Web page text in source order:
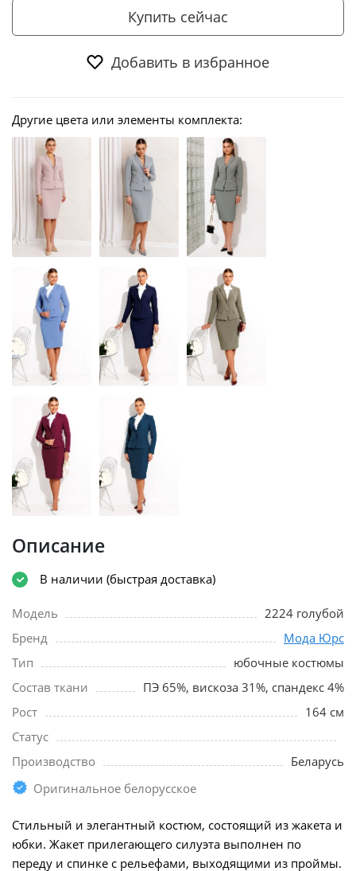
Купить сейчас
Добавить в избранное
Другие цвета или элементы комплекта:
Описание
В наличии (быстрая доставка)
Модель
2224 голубой
Бренд
Мода Юрс
Тип
юбочные костюмы
Состав ткани
ПЭ 65%, вискоза 31%, спандекс 4%
Рост
164 см
Статус
Производство
Беларусь
Оригинальное белорусское
Стильный и элегантный костюм, состоящий из жакета и
юбки. Жакет прилегающего силуэта выполнен по
переду и спинке с рельефами, выходящими из проймы.